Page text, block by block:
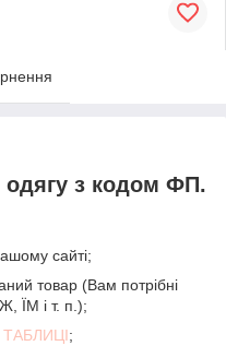
одягу з кодом ФП.
сайті;
товар (Вам потрібні
ЇМ і т. п.);
ТАБЛИЦІ;